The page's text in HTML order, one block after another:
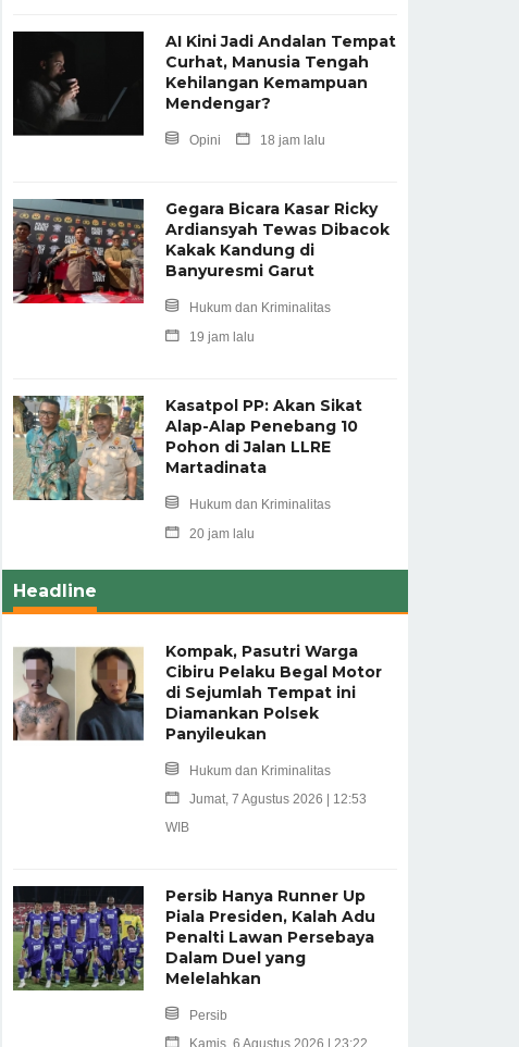
AI Kini Jadi Andalan Tempat
Curhat, Manusia Tengah
Kehilangan Kemampuan
Mendengar?
Opini 18 jam lalu
Gegara Bicara Kasar Ricky
Ardiansyah Tewas Dibacok
Kakak Kandung di
Banyuresmi Garut
Hukum dan Kriminalitas
19 jam lalu
Kasatpol PP: Akan Sikat
Alap-Alap Penebang 10
Pohon di Jalan LLRE
Martadinata
Hukum dan Kriminalitas
20 jam lalu
Headline
Kompak, Pasutri Warga
Cibiru Pelaku Begal Motor
di Sejumlah Tempat ini
Diamankan Polsek
Panyileukan
Hukum dan Kriminalitas
Jumat, 7 Agustus 2026 | 12:53
WIB
Persib Hanya Runner Up
Piala Presiden, Kalah Adu
Penalti Lawan Persebaya
Dalam Duel yang
Melelahkan
Persib
Kamis, 6 Agustus 2026 | 23:22